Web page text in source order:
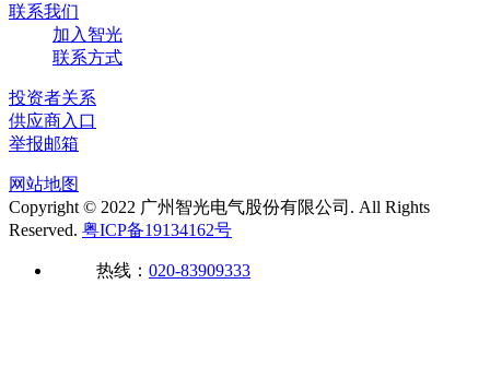
联系我们
加入智光
联系方式
投资者关系
供应商入口
举报邮箱
网站地图
Copyright © 2022 广州智光电气股份有限公司. All Rights
Reserved. 粤ICP备19134162号
热线： 020-83909333